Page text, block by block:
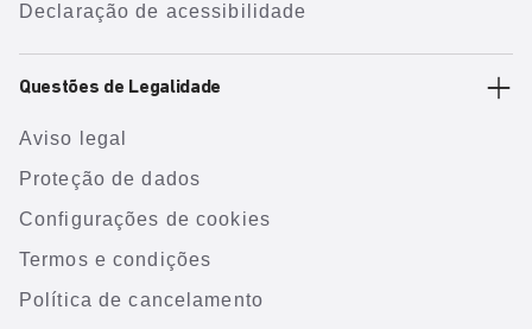
Declaração de acessibilidade
Questões de Legalidade
Aviso legal
Proteção de dados
Configurações de cookies
Termos e condições
Política de cancelamento